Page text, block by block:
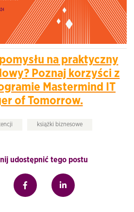
na praktyczny
Poznaj korzyści z
Mastermind IT
of Tomorrow.
książki biznesowe
udostępnić tego postu